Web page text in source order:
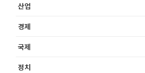
산업
경제
국제
정치